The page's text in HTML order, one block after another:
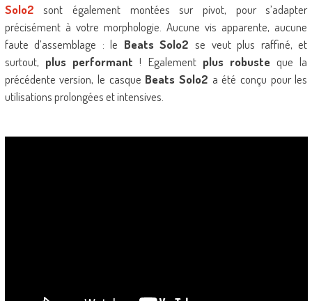
Solo2 sont également montées sur pivot, pour s’adapter
précisément à votre morphologie. Aucune vis apparente, aucune
faute d’assemblage : le Beats Solo2 se veut plus raffiné, et
surtout, plus performant ! Egalementplus robusteque la
précédente version, le casque Beats Solo2 a été conçu pour les
utilisations prolongées et intensives.